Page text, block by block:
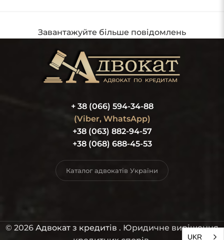
Завантажуйте більше повідомлень
+ 38 (066) 594-34-88
(Viber, WhatsApp)
+38 (063) 882-94-57
+38 (068) 688-45-53
Каталог адвокатів України
© 2026 Адвокат з кредитів . Юридичне вирішення
UKR